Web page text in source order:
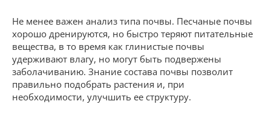
Не менее важен анализ типа почвы. Песчаные почвы
хорошо дренируются, но быстро теряют питательные
вещества, в то время как глинистые почвы
удерживают влагу, но могут быть подвержены
заболачиванию. Знание состава почвы позволит
правильно подобрать растения и, при
необходимости, улучшить ее структуру.